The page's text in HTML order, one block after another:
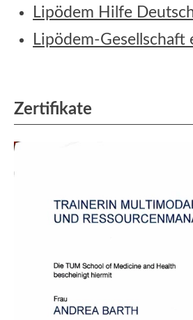
Lipödem Hilfe
Lipödem-Gesellschaft
Zertifikate